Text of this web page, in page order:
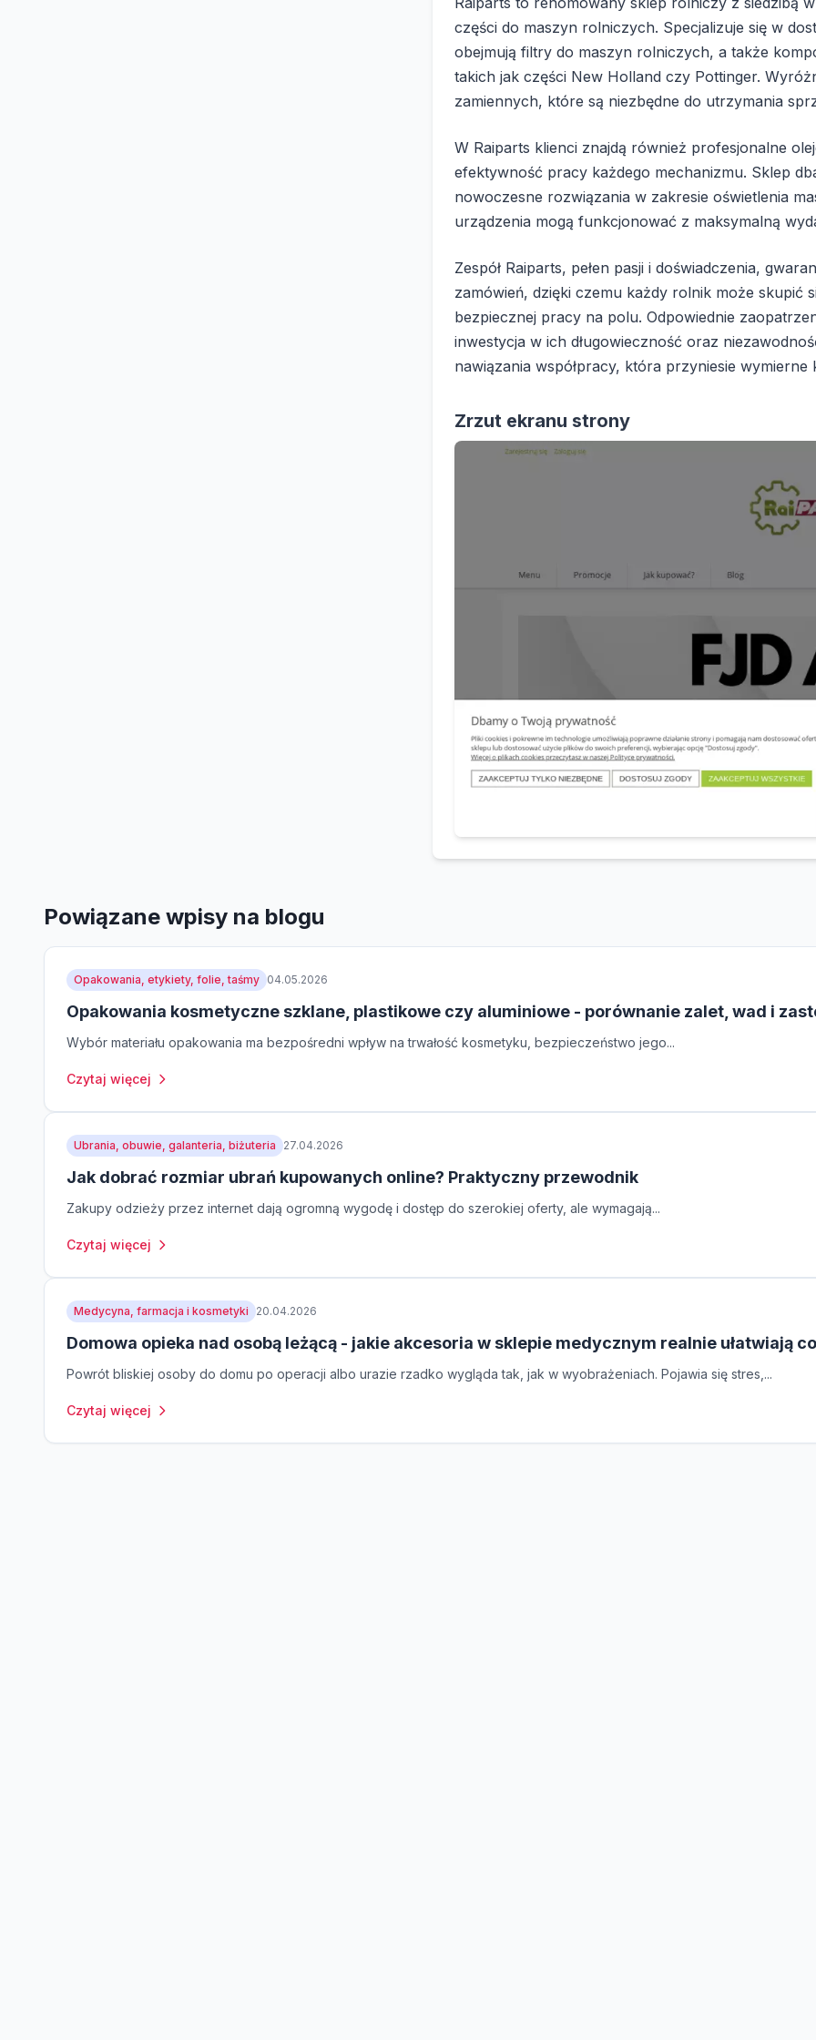
części do maszyn rolniczych. Specjalizuje się w
obejmują filtry do maszyn rolniczych, a także
takich jak części New Holland czy Pottinger.
zamiennych, które są niezbędne do utrzymania
W Raiparts klienci znajdą również profesjonalne
efektywność pracy każdego mechanizmu. Sklep
nowoczesne rozwiązania w zakresie oświetlenia
urządzenia mogą funkcjonować z maksymalną
Zespół Raiparts, pełen pasji i doświadczenia,
zamówień, dzięki czemu każdy rolnik może skupić
bezpiecznej pracy na polu. Odpowiednie
inwestycja w ich długowieczność oraz
nawiązania współpracy, która przyniesie wymierne
Zrzut ekranu strony
Powiązane wpisy na blogu
Opakowania, etykiety, folie, taśmy 04.05.2026
Opakowania kosmetyczne szklane, plastikowe czy aluminiowe - porównanie zalet, wad i
Wybór materiału opakowania ma bezpośredni wpływ na trwałość kosmetyku, bezpieczeństwo jego...
Czytaj więcej
Ubrania, obuwie, galanteria, biżuteria 27.04.2026
Jak dobrać rozmiar ubrań kupowanych online? Praktyczny przewodnik
Zakupy odzieży przez internet dają ogromną wygodę i dostęp do szerokiej oferty, ale wymagają...
Czytaj więcej
Medycyna, farmacja i kosmetyki 20.04.2026
Domowa opieka nad osobą leżącą - jakie akcesoria w sklepie medycznym realnie ułatwiają
Powrót bliskiej osoby do domu po operacji albo urazie rzadko wygląda tak, jak w wyobrażeniach. Pojawia się stres,...
Czytaj więcej